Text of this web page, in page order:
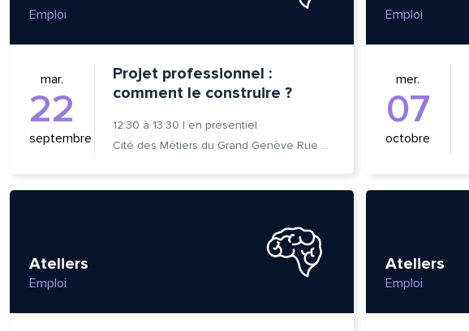
Emploi
mar.
22
septembre
Projet professionnel :
comment le construire ?
12:30 à 13:30 | en présentiel
Cité des Métiers du Grand Genève Rue Prévost-Martin 6 1205 Genève
Emploi
mer.
07
octobre
Ateliers
Emploi
Ateliers
Emploi